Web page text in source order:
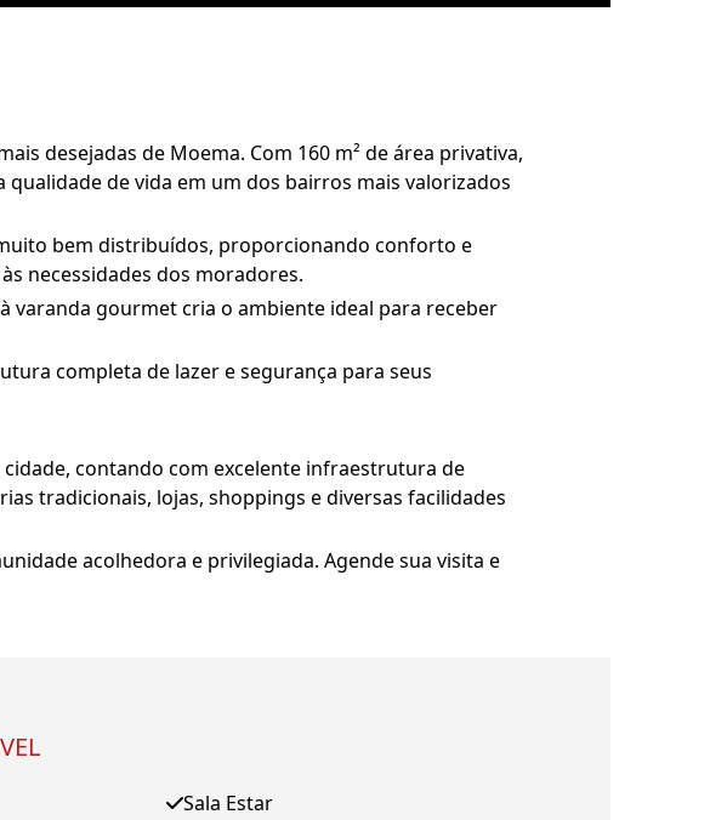
desejadas de Moema. Com 160 m² de área privativa,
de vida em um dos bairros mais valorizados
bem distribuídos, proporcionando conforto e
necessidades dos moradores.
varanda gourmet cria o ambiente ideal para receber
completa de lazer e segurança para seus
contando com excelente infraestrutura de
tradicionais, lojas, shoppings e diversas facilidades
acolhedora e privilegiada. Agende sua visita e
Sala Estar